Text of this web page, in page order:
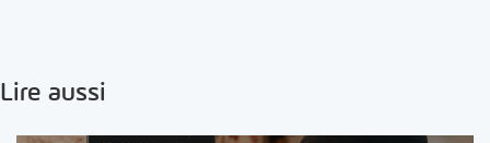
Lire aussi